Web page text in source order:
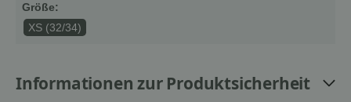
Größe:
XS (32/34)
Informationen zur Produktsicherheit